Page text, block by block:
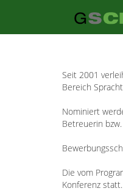
Seit 2001
Bereich
Nominiert
Betreuerin
Die vom
Konferenz statt.